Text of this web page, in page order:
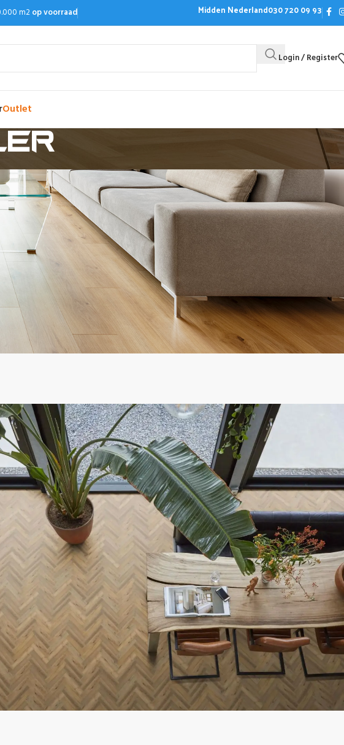
m2op voorraad Midden Nederland030 720 09 93
Login / Register
Outlet